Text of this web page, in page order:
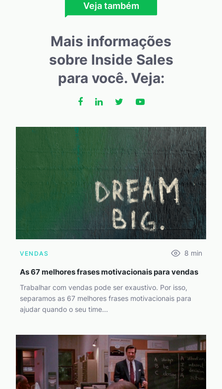
Veja também
Mais informações
sobre Inside Sales
para você. Veja:
VENDAS 8 min
As 67 melhores frases motivacionais para vendas
Trabalhar com vendas pode ser exaustivo. Por isso,
separamos as 67 melhores frases motivacionais para
ajudar quando o seu time...